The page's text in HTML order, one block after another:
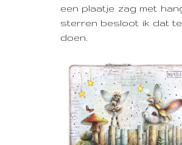
een plaatje zag met
sterren besloot ik dat
doen.